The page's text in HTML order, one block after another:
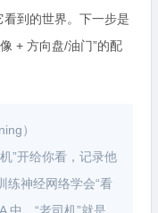
看到的世界。下一步是
+ 方向盘/油门”的配
）
”开给你看，记录他
练神经网络学会“看